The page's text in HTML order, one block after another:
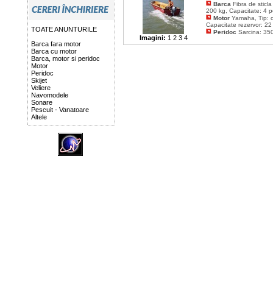
TOATE ANUNTURILE
Barca fara motor
Barca cu motor
Barca, motor si peridoc
Motor
Peridoc
Skijet
Veliere
Navomodele
Sonare
Pescuit - Vanatoare
Altele
Imagini: 1 2 3 4
Barca Fibra de
200 kg, Capacitate: 4
Motor Yamaha, Tip:
Capacitate rezervor:
Peridoc Sarcina: